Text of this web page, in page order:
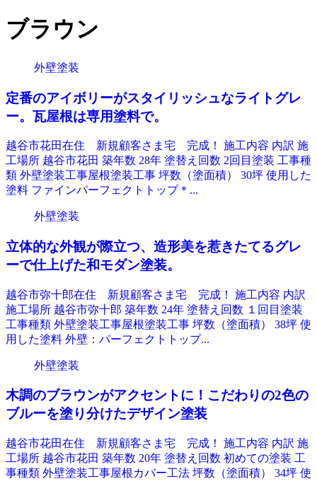
ブラウン
外壁塗装
定番のアイボリーがスタイリッシュなライトグレ
ー。瓦屋根は専用塗料で。
越谷市花田在住 新規顧客さま宅 完成！ 施工内容 内訳 施
工場所 越谷市花田 築年数 28年 塗替え回数 2回目塗装 工事種
類 外壁塗装工事屋根塗装工事 坪数（塗面積） 30坪 使用した
塗料 ファインパーフェクトトップ＊...
外壁塗装
立体的な外観が際立つ、造形美を惹きたてるグレ
ーで仕上げた和モダン塗装。
越谷市弥十郎在住 新規顧客さま宅 完成！ 施工内容 内訳
施工場所 越谷市弥十郎 築年数 24年 塗替え回数 １回目塗装
工事種類 外壁塗装工事屋根塗装工事 坪数（塗面積） 38坪 使
用した塗料 外壁：パーフェクトトップ...
外壁塗装
木調のブラウンがアクセントに！こだわりの2色の
ブルーを塗り分けたデザイン塗装
越谷市花田在住 新規顧客さま宅 完成！ 施工内容 内訳 施
工場所 越谷市花田 築年数 20年 塗替え回数 初めての塗装 工
事種類 外壁塗装工事屋根カバー工法 坪数（塗面積） 34坪 使